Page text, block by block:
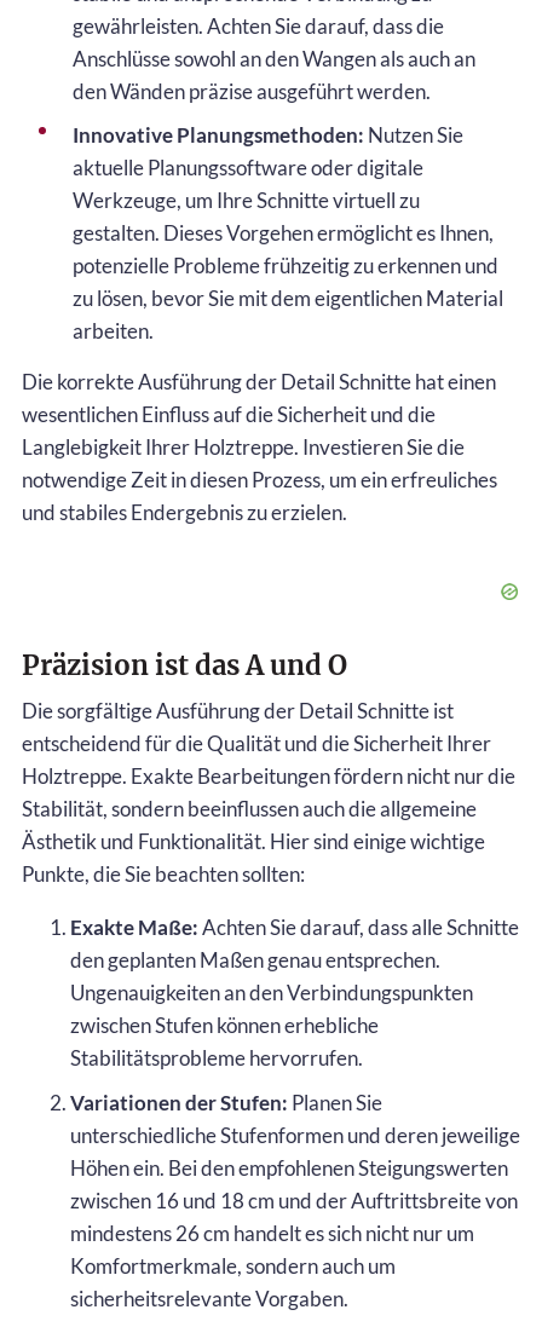
gewährleisten. Achten Sie darauf, dass die
Anschlüsse sowohl an den Wangen als auch an
den Wänden präzise ausgeführt werden.
Innovative Planungsmethoden: Nutzen Sie
aktuelle Planungssoftware oder digitale
Werkzeuge, um Ihre Schnitte virtuell zu
gestalten. Dieses Vorgehen ermöglicht es Ihnen,
potenzielle Probleme frühzeitig zu erkennen und
zu lösen, bevor Sie mit dem eigentlichen Material
arbeiten.
Die korrekte Ausführung der Detail Schnitte hat einen
wesentlichen Einfluss auf die Sicherheit und die
Langlebigkeit Ihrer Holztreppe. Investieren Sie die
notwendige Zeit in diesen Prozess, um ein erfreuliches
und stabiles Endergebnis zu erzielen.
Präzision ist das A und O
Die sorgfältige Ausführung der Detail Schnitte ist
entscheidend für die Qualität und die Sicherheit Ihrer
Holztreppe. Exakte Bearbeitungen fördern nicht nur die
Stabilität, sondern beeinflussen auch die allgemeine
Ästhetik und Funktionalität. Hier sind einige wichtige
Punkte, die Sie beachten sollten:
Exakte Maße:Achten Sie darauf, dass alle Schnitte
den geplanten Maßen genau entsprechen.
Ungenauigkeiten an den Verbindungspunkten
zwischen Stufen können erhebliche
Stabilitätsprobleme hervorrufen.
Variationen der Stufen: Planen Sie
unterschiedliche Stufenformen und deren jeweilige
Höhen ein. Bei den empfohlenen Steigungswerten
zwischen 16 und 18 cm und der Auftrittsbreite von
mindestens 26 cm handelt es sich nicht nur um
Komfortmerkmale, sondern auch um
sicherheitsrelevante Vorgaben.